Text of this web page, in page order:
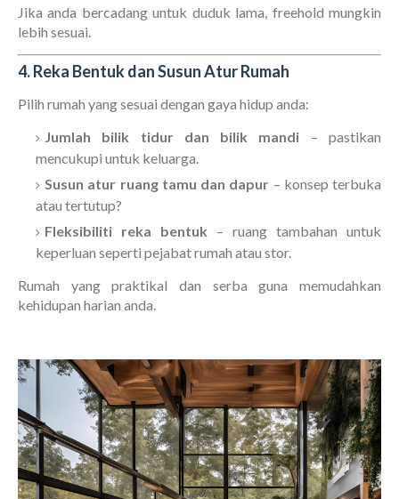
Jika anda bercadang untuk duduk lama, freehold mungkin
lebih sesuai.
4. Reka Bentuk dan Susun Atur Rumah
Pilih rumah yang sesuai dengan gaya hidup anda:
Jumlah bilik tidur dan bilik mandi – pastikan
mencukupi untuk keluarga.
Susun atur ruang tamu dan dapur – konsep terbuka
atau tertutup?
Fleksibiliti reka bentuk – ruang tambahan untuk
keperluan seperti pejabat rumah atau stor.
Rumah yang praktikal dan serba guna memudahkan
kehidupan harian anda.